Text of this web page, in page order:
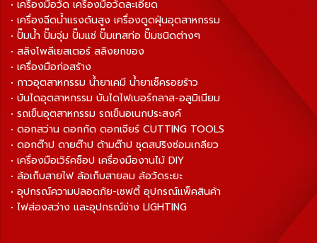
• เครื่องมือวัด เครื่องมือวัดละเอียด
• เครื่องฉีดน้ำแรงดันสูง เครื่องดูดฝุ่นอุตสาหกรรม
• ปั๊มน้ำ ปั๊มจุ่ม ปั๊มแช่ ปั๊มเทสท่อ ปั๊มชนิดต่างๆ
• สลิงโพลีเยสเตอร์ สลิงยกของ
• เครื่องมือก่อสร้าง
• กาวอุตสาหกรรม น้ำยาเคมี น้ำยาเช็ครอยร้าว
• บันไดอุตสาหกรรม บันไดไฟเบอร์กลาส-อลูมิเนียม
• รถเข็นอุตสาหกรรม รถเข็นอเนกประสงค์
• ดอกสว่าน ดอกกัด ดอกเจียร์ CUTTING TOOLS
• ดอกต๊าป ดายต๊าป ด้ามต๊าป ชุดสปริงซ่อมเกลียว
• เครื่องมือเวิร์คช็อป เครื่องมืองานไม้ DIY
• ล้อเก็บสายไฟ ล้อเก็บสายลม ล้อวัดระยะ
• อุปกรณ์ความปลอดภัย-เซฟตี้ อุปกรณ์แพ็คสินค้า
• ไฟส่องสว่าง และอุปกรณ์ช่าง LIGHTING